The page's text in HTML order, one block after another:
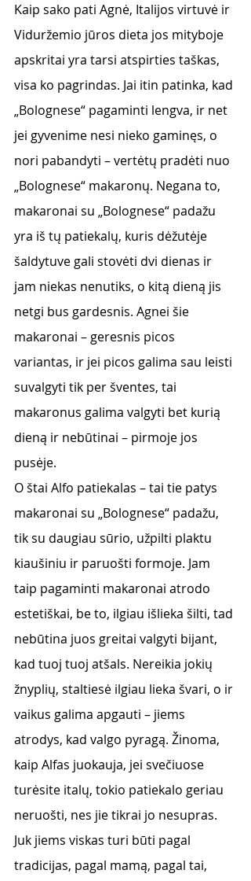
Kaip sako pati Agnė, Italijos virtuvė ir
Viduržemio jūros dieta jos mityboje
apskritai yra tarsi atspirties taškas,
visa ko pagrindas. Jai itin patinka, kad
„Bolognese“ pagaminti lengva, ir net
jei gyvenime nesi nieko gaminęs, o
nori pabandyti – vertėtų pradėti nuo
„Bolognese“ makaronų. Negana to,
makaronai su „Bolognese“ padažu
yra iš tų patiekalų, kuris dėžutėje
šaldytuve gali stovėti dvi dienas ir
jam niekas nenutiks, o kitą dieną jis
netgi bus gardesnis. Agnei šie
makaronai – geresnis picos
variantas, ir jei picos galima sau leisti
suvalgyti tik per šventes, tai
makaronus galima valgyti bet kurią
dieną ir nebūtinai – pirmoje jos
pusėje.
O štai Alfo patiekalas – tai tie patys
makaronai su „Bolognese“ padažu,
tik su daugiau sūrio, užpilti plaktu
kiaušiniu ir paruošti formoje. Jam
taip pagaminti makaronai atrodo
estetiškai, be to, ilgiau išlieka šilti, tad
nebūtina juos greitai valgyti bijant,
kad tuoj tuoj atšals. Nereikia jokių
žnyplių, staltiesė ilgiau lieka švari, o ir
vaikus galima apgauti – jiems
atrodys, kad valgo pyragą. Žinoma,
kaip Alfas juokauja, jei svečiuose
turėsite italų, tokio patiekalo geriau
neruošti, nes jie tikrai jo nesupras.
Juk jiems viskas turi būti pagal
tradicijas, pagal mamą, pagal tai,